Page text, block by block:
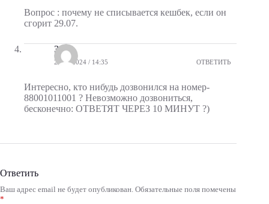
Вопрос : почему не списывается кешбек, если он
сгорит 29.07.
Зоя
26.07.2024 / 14:35 ОТВЕТИТЬ
Интересно, кто нибудь дозвонился на номер-
88001011001 ? Невозможно дозвониться,
бесконечно: ОТВЕТЯТ ЧЕРЕЗ 10 МИНУТ ?)
Ответить
Ваш адрес email не будет опубликован. Обязательные поля помечены
*
A
l